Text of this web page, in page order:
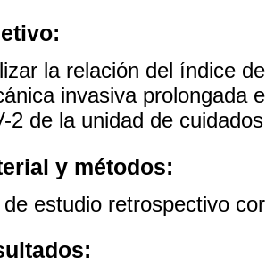
la relación del índice
invasiva prolongada
2 de la unidad de
y métodos:
estudio retrospectivo